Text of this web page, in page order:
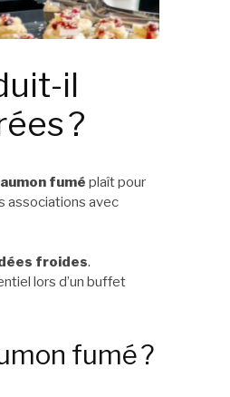
il
?
fumé plaît pour
associations avec
froides.
lors d’un buffet
fumé ?